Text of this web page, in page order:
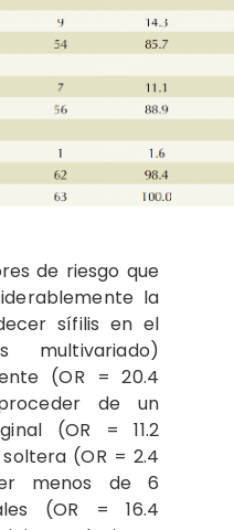
de riesgo que
la
sífilis en el
multivariado)
(OR = 20.4
proceder de un
(OR = 11.2
soltera (OR = 2.4
menos de 6
(OR = 16.4